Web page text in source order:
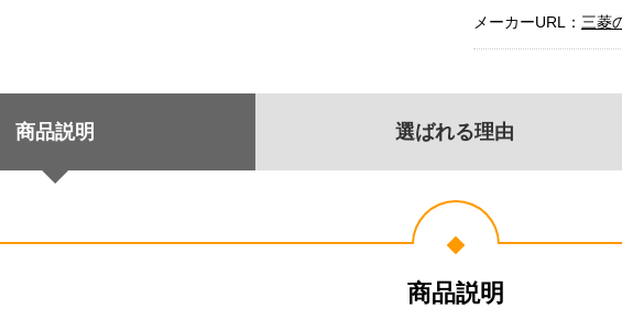
メーカーURL： 三菱
商品説明 選ばれる理由
商品説明